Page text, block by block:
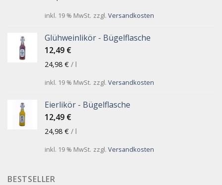
inkl. 19 % MwSt. zzgl. Versandkosten
Glühweinlikör - Bügelflasche
12,49 €
24,98 € / l
inkl. 19 % MwSt. zzgl. Versandkosten
Eierlikör - Bügelflasche
12,49 €
24,98 € / l
inkl. 19 % MwSt. zzgl. Versandkosten
BESTSELLER